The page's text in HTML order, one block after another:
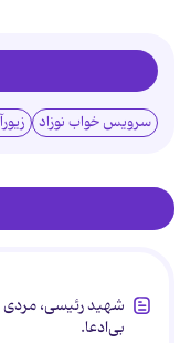
سرویس خواب نوزاد
شهید رئیسی، مردی
بی‌ادعا.